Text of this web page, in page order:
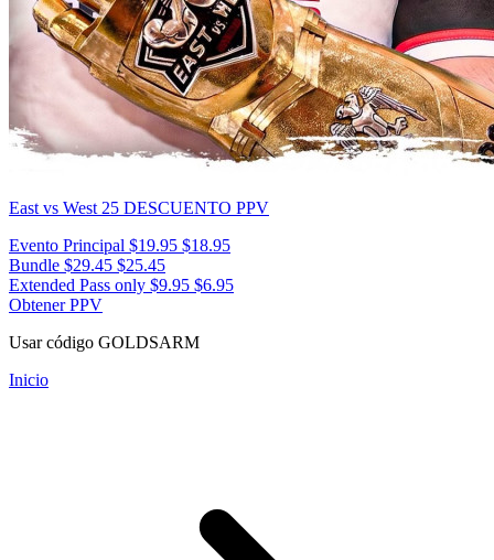
East vs West 25 DESCUENTO PPV
Evento Principal $19.95 $18.95
Bundle $29.45 $25.45
Extended Pass only $9.95 $6.95
Obtener PPV
Usar código GOLDSARM
Inicio